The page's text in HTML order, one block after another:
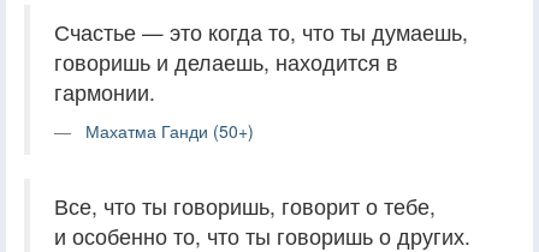
Счастье — это когда то, что ты думаешь,
говоришь и делаешь, находится в
гармонии.
Махатма Ганди (50+)
Все, что ты говоришь, говорит о тебе,
и особенно то, что ты говоришь о других.